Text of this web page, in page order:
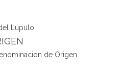
Lúpulo
de Origen